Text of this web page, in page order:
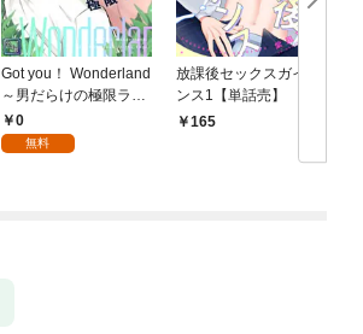
Got you！ Wonderland
～男だらけの極限ラブ
～【全年齢版】(1)
0
無料
放課後セックスガイダ
ンス1【単話売】
165